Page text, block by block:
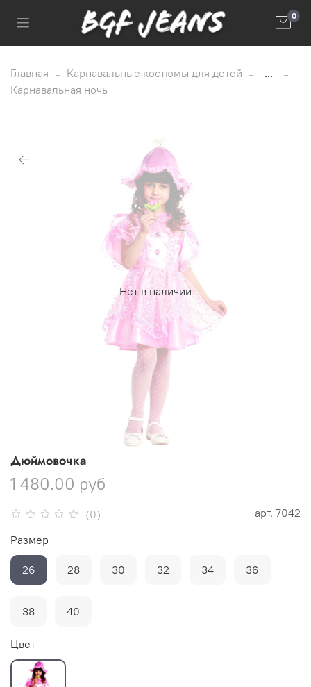
0
Главная Карнавальные костюмы для детей
...
Карнавальная ночь
Нет в наличии
(0) арт. 7042
Дюймовочка
1 480.00 руб
Размер
26 28 30 32 34 36
38 40
Цвет